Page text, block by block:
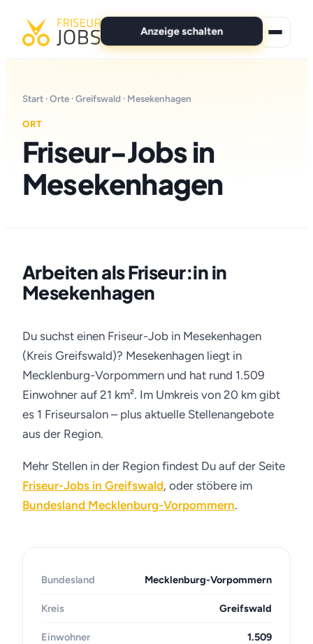
Anzeige schalten
Für Bewerber
Marken
Start ·Orte ·Greifswald · Mesekenhagen
ORT
Friseur-Jobs in
Mesekenhagen
Arbeiten als Friseur:in in
Mesekenhagen
Du suchst einen Friseur-Job in Mesekenhagen
(Kreis Greifswald)? Mesekenhagen liegt in
Mecklenburg-Vorpommern und hat rund 1.509
Einwohner auf 21 km². Im Umkreis von 20 km gibt
es 1 Friseursalon – plus aktuelle Stellenangebote
aus der Region.
Mehr Stellen in der Region findest Du auf der Seite
Friseur-Jobs in Greifswald, oder stöbere im
Bundesland Mecklenburg-Vorpommern.
Bundesland Mecklenburg-Vorpommern
Kreis Greifswald
Einwohner 1.509